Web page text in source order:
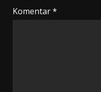
Komentar*